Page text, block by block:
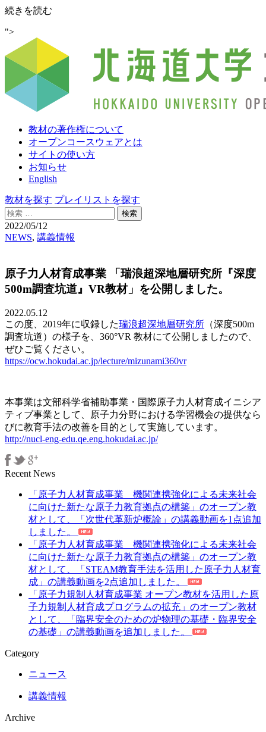
続きを読む
人
材
成
事
「瑞
浪
超
深
地
層
研
究
所
『深
調
査
坑
VR
教
材」
を
公
ま
し
た。
">
教材の著作権について
オープンコースウェアとは
サイトの使い方
お知らせ
English
教材を探す プレイリストを探す
検
索:
2022/05/12
NEWS, 講義情報
原子力人材育成事業 「瑞浪超深地層研究所『深度
500m調査坑道』VR教材」を公開しました。
2022.05.12
この度、2019年に収録した瑞浪超深地層研究所 （深度500m
調査坑道）の様子を、360°VR 教材にて公開しましたので、
ぜひご覧ください。
https://ocw.hokudai.ac.jp/lecture/mizunami360vr
本事業は文部科学省補助事業・国際原子力人材育成イニシア
ティブ事業として、原子力分野における学習機会の提供なら
びに教育手法の改善を目的として実施しています。
http://nucl-eng-edu.qe.eng.hokudai.ac.jp/
Recent News
「原子力人材育成事業 機関連携強化による未来社会
に向けた新たな原子力教育拠点の構築」のオープン教
材として、「次世代革新炉概論」の講義動画を1点追加
しました。
「原子力人材育成事業 機関連携強化による未来社会
に向けた新たな原子力教育拠点の構築」のオープン教
材として、「STEAM教育手法を活用した原子力人材育
成」の講義動画を2点追加しました。
「原子力規制人材育成事業 オープン教材を活用した原
子力規制人材育成プログラムの拡充」のオープン教材
として、「臨界安全のための炉物理の基礎・臨界安全
の基礎」の講義動画を追加しました。
Category
ニュース
講義情報
Archive